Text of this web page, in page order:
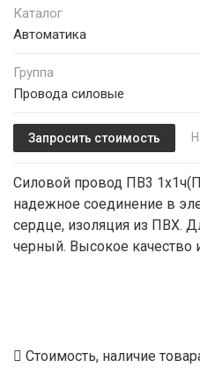
Каталог
Автоматика
Группа
Провода силовые
Запросить стоимость
Силовой провод ПВ3
надежное соединение в
сердце, изоляция из ПВХ.
черный. Высокое качество
Стоимость, наличие